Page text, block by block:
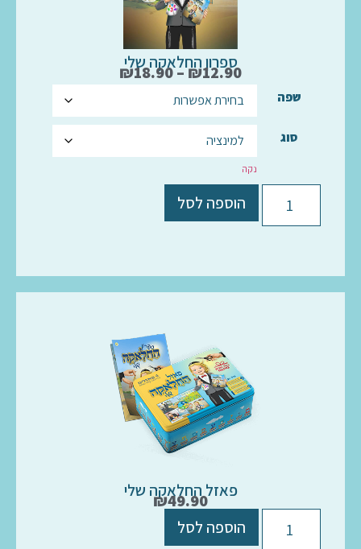
ספרון החלאקה שלי
₪12.90
–
₪18.90
שפה
סוג
נקה
הוספה לסל
פאזל החלאקה שלי
₪49.90
הוספה לסל